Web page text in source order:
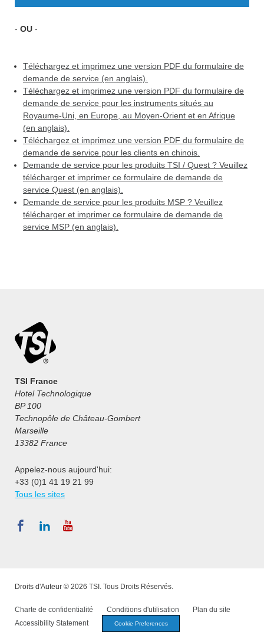
- OU -
Téléchargez et imprimez une version PDF du formulaire de
demande de service (en anglais).
Téléchargez et imprimez une version PDF du formulaire de
demande de service pour les instruments situés au
Royaume-Uni, en Europe, au Moyen-Orient et en Afrique
(en anglais).
Téléchargez et imprimez une version PDF du formulaire de
demande de service pour les clients en chinois.
Demande de service pour les produits TSI / Quest ? Veuillez
télécharger et imprimer ce formulaire de demande de
service Quest (en anglais).
Demande de service pour les produits MSP ? Veuillez
télécharger et imprimer ce formulaire de demande de
service MSP (en anglais).
TSI France
Hotel Technologique
BP 100
Technopôle de Château-Gombert
Marseille
13382 France
Appelez-nous aujourd'hui:
+33 (0)1 41 19 21 99
Tous les sites
Droits d'Auteur © 2026 TSI. Tous Droits Réservés.
Charte de confidentialité Conditions d'utilisation
Plan du site
Accessibility Statement
Cookie Preferences